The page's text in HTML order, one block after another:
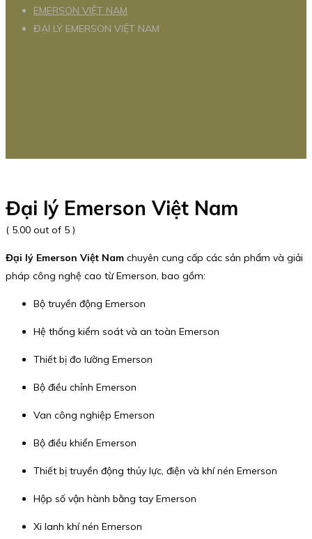
EMERSON VIỆT NAM
ĐẠI LÝ EMERSON VIỆT NAM
Đại lý Emerson Việt Nam
( 5.00 out of 5 )
Đại lý Emerson Việt Nam chuyên cung cấp các sản phẩm và giải
pháp công nghệ cao từ Emerson, bao gồm:
Bộ truyền động Emerson
Hệ thống kiểm soát và an toàn Emerson
Thiết bị đo lường Emerson
Bộ điều chỉnh Emerson
Van công nghiệp Emerson
Bộ điều khiển Emerson
Thiết bị truyền động thủy lực, điện và khí nén Emerson
Hộp số vận hành bằng tay Emerson
Xi lanh khí nén Emerson